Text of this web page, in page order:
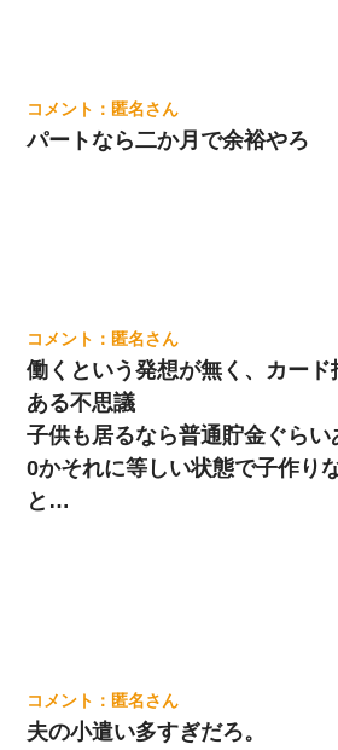
匿名
パートなら二か月で余裕やろ
匿名
働くという発想が無く、カー
ある不思議
子供も居るなら普通貯金ぐら
0かそれに等しい状態で子作り
と…
匿名
夫の小遣い多すぎだろ。